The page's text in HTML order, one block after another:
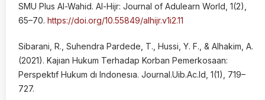
SMU Plus Al-Wahid. Al-Hijr: Journal of Adulearn World, 1(2),
65–70. https://doi.org/10.55849/alhijr.v1i2.11
Sibarani, R., Suhendra Pardede, T., Hussi, Y. F., & Alhakim, A.
(2021). Kajıan Hukum Terhadap Korban Pemerkosaan:
Perspektıf Hukum dı Indonesıa. Journal.Uib.Ac.Id, 1(1), 719–
727.